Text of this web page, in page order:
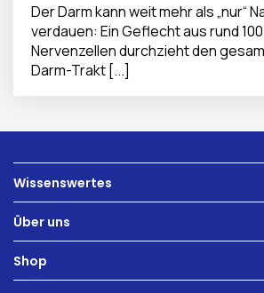
Der Darm kann weit mehr als „nur“
verdauen: Ein Geflecht aus rund
Nervenzellen durchzieht den
Darm-Trakt [...]
Wissenswertes
Ernährung
Darmgesundheit
Über uns
Technologie
Karriere
Shop
INTEST.pro